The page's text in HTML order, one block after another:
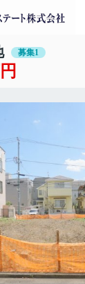
募集1